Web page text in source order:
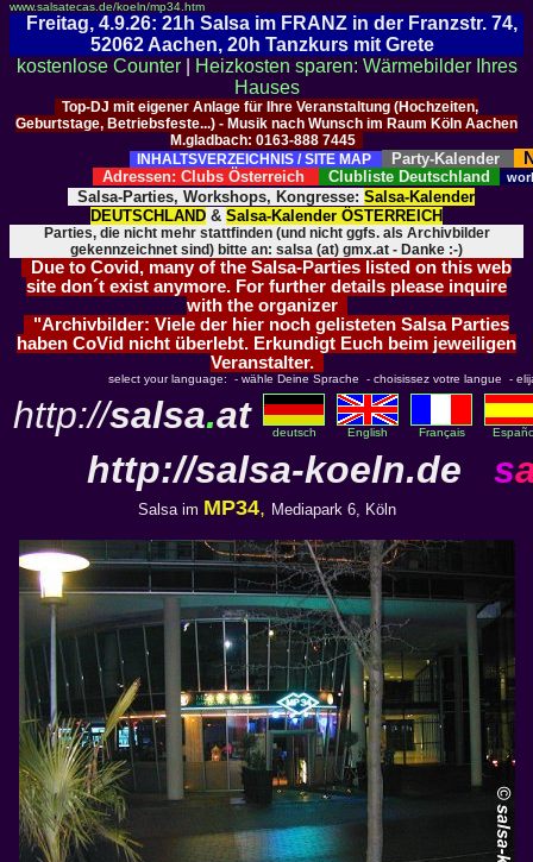
www.salsatecas.de/koeln/mp34.htm
Freitag, 4.9.26: 21h Salsa im FRANZ in der Franzstr. 74,
52062 Aachen, 20h Tanzkurs mit Grete
kostenlose Counter|
Heizkosten sparen: Wärmebilder Ihres
Hauses
Top-DJ mit eigener Anlage für Ihre Veranstaltung (Hochzeiten,
Geburtstage, Betriebsfeste...) - Musik nach Wunsch im Raum Köln Aachen
M.gladbach: 0163-888 7445
INHALTSVERZEICHNIS / SITE MAP
Party-Kalender
Adressen: Clubs Österreich Clubliste Deutschland
Salsa-Parties, Workshops, Kongresse: Salsa-Kalender
DEUTSCHLAND & Salsa-Kalender ÖSTERREICH
Parties, die nicht mehr stattfinden (und nicht ggfs. als Archivbilder
gekennzeichnet sind) bitte an: salsa (at) gmx.at - Danke :-)
Due to Covid, many of the Salsa-Parties listed on this web
site don´t exist anymore. For further details please inquire
with the organizer
"Archivbilder: Viele der hier noch gelisteten Salsa Parties
haben CoVid nicht überlebt. Erkundigt Euch beim jeweiligen
Veranstalter.
select your language: - wähle Deine Sprache - choisissez votre langue -
http://salsa.at deutsch English Français
http://salsa-koeln.de s
Salsa im MP34, Mediapark 6, Köln